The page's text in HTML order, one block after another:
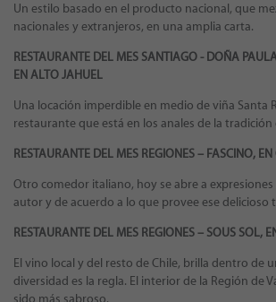
Un estilo basado en el producto nacional, que
nacionales y extranjeros, en una amplia carta.
RESTAURANTE DEL MES SANTIAGO - DOÑA
EN ALTO JAHUEL
Una locación imperdible en medio de viña Santa
restaurante que está en los anales de la tradición
RESTAURANTE DEL MES REGIONES – FASCINO,
Otro comedor italiano, hoy se abre a expresiones
autor y de acuerdo a lo que provee ese delicioso
RESTAURANTE DEL MES REGIONES – SOUS SOL,
El vino local y del resto de Chile, brilla dentro de
diversidad es la regla. El interior de la Región de
sido más sabroso.